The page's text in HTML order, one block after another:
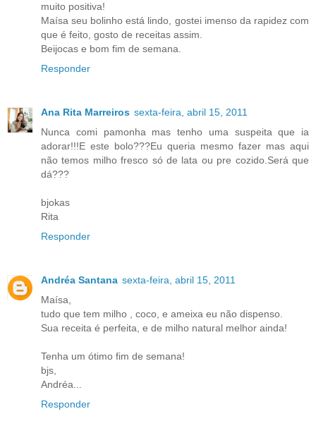
muito positiva!
Maísa seu bolinho está lindo, gostei imenso da rapidez com
que é feito, gosto de receitas assim.
Beijocas e bom fim de semana.
Responder
Ana Rita Marreiros sexta-feira, abril 15, 2011
Nunca comi pamonha mas tenho uma suspeita que ia
adorar!!!E este bolo???Eu queria mesmo fazer mas aqui
não temos milho fresco só de lata ou pre cozido.Será que
dá???
bjokas
Rita
Responder
Andréa Santana sexta-feira, abril 15, 2011
Maísa,
tudo que tem milho , coco, e ameixa eu não dispenso.
Sua receita é perfeita, e de milho natural melhor ainda!
Tenha um ótimo fim de semana!
bjs,
Andréa...
Responder